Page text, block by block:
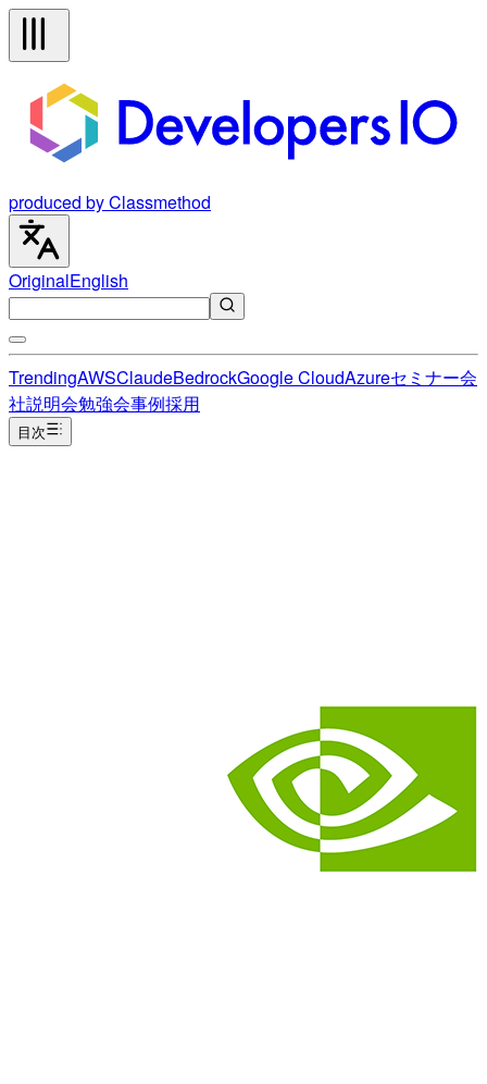
produced by Classmethod
OriginalEnglish
TrendingAWSClaudeBedrockGoogle CloudAzureセミナー会
社説明会勉強会事例採用
目次